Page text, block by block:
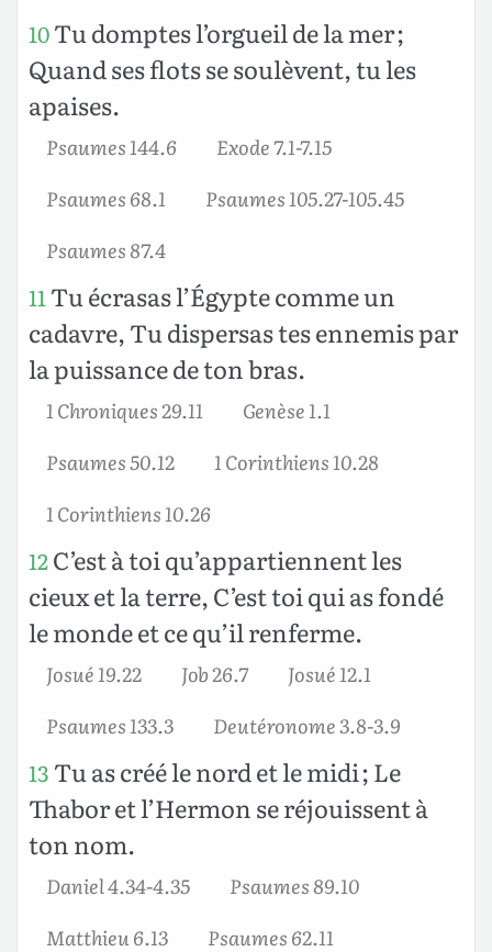
10Tu domptes l’orgueil de la mer ;
Quand ses flots se soulèvent, tu les
apaises.
Psaumes 144.6
Exode 7.1-7.15
Psaumes 68.1
Psaumes 105.27-105.45
Psaumes 87.4
11 Tu écrasas l’Égypte comme un
cadavre, Tu dispersas tes ennemis par
la puissance de ton bras.
1 Chroniques 29.11
Genèse 1.1
Psaumes 50.12
1 Corinthiens 10.28
1 Corinthiens 10.26
12C’est à toi qu’appartiennent les
cieux et la terre, C’est toi qui as fondé
le monde et ce qu’il renferme.
Josué 19.22 Job 26.7
Josué 12.1
Psaumes 133.3
Deutéronome 3.8-3.9
13 Tu as créé le nord et le midi ; Le
Thabor et l’Hermon se réjouissent à
ton nom.
Daniel 4.34-4.35
Psaumes 89.10
Matthieu 6.13
Psaumes 62.11